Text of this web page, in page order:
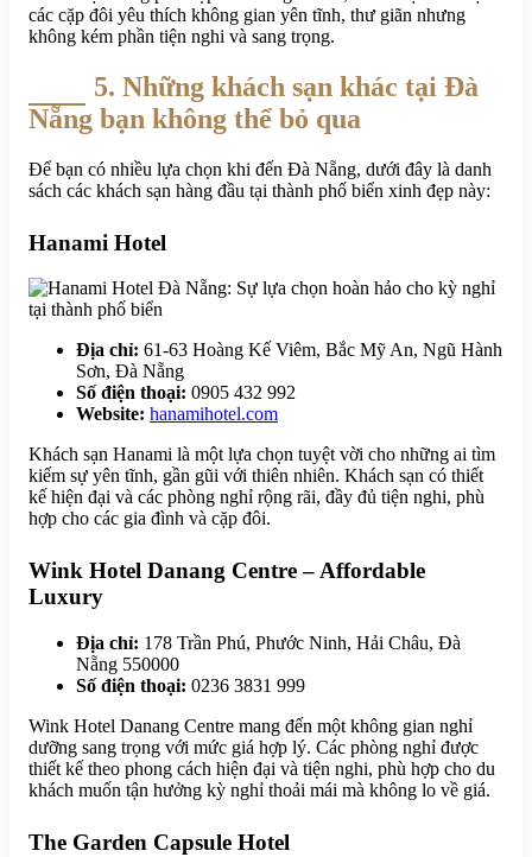
các cặp đôi yêu thích không gian yên tĩnh, thư giãn nhưng
không kém phần tiện nghi và sang trọng.
5. Những khách sạn khác tại Đà
Nẵng bạn không thể bỏ qua
Để bạn có nhiều lựa chọn khi đến Đà Nẵng, dưới đây là danh
sách các khách sạn hàng đầu tại thành phố biển xinh đẹp này:
Hanami Hotel
Địa chỉ: 61-63 Hoàng Kế Viêm, Bắc Mỹ An, Ngũ Hành
Sơn, Đà Nẵng
Số điện thoại: 0905 432 992
Website: hanamihotel.com
Khách sạn Hanami là một lựa chọn tuyệt vời cho những ai tìm
kiếm sự yên tĩnh, gần gũi với thiên nhiên. Khách sạn có thiết
kế hiện đại và các phòng nghỉ rộng rãi, đầy đủ tiện nghi, phù
hợp cho các gia đình và cặp đôi.
Wink Hotel Danang Centre – Affordable
Luxury
Địa chỉ: 178 Trần Phú, Phước Ninh, Hải Châu, Đà
Nẵng 550000
Số điện thoại: 0236 3831 999
Wink Hotel Danang Centre mang đến một không gian nghỉ
dưỡng sang trọng với mức giá hợp lý. Các phòng nghỉ được
thiết kế theo phong cách hiện đại và tiện nghi, phù hợp cho du
khách muốn tận hưởng kỳ nghỉ thoải mái mà không lo về giá.
The Garden Capsule Hotel